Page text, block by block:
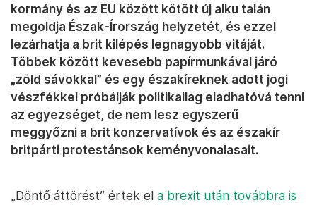
kormány és az EU között kötött új alku talán
megoldja Észak-Írország helyzetét, és ezzel
lezárhatja a brit kilépés legnagyobb vitáját.
Többek között kevesebb papírmunkával járó
„zöld sávokkal” és egy északíreknek adott jogi
vészfékkel próbálják politikailag eladhatóvá tenni
az egyezséget, de nem lesz egyszerű
meggyőzni a brit konzervatívok és az északír
britpárti protestánsok keményvonalasait.
„Döntő áttörést” értek el a brexit után továbbra is